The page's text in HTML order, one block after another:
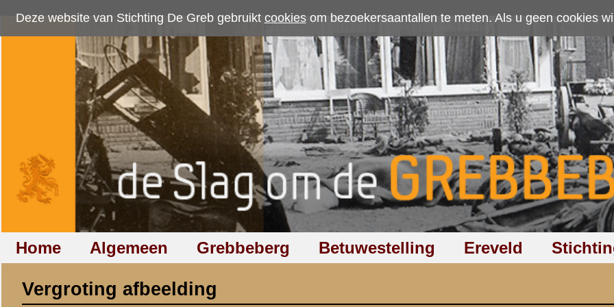
Deze website van Stichting De Greb gebruikt cookies om bezoekersaantallen te meten. Als u geen cookies wilt toestaan kunt u hier klikken Accepteer cookies
Home Algemeen Grebbeberg Betuwestelling Ereveld Stichting Discussiegroep Zoeken
Vergroting afbeelding